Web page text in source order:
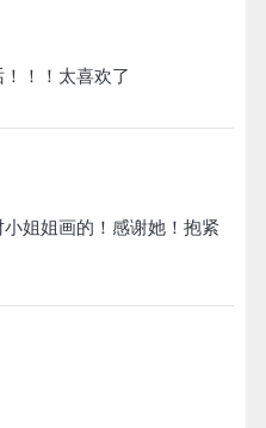
姐姐画的！感谢她！抱紧